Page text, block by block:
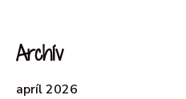
Archív
apríl 2026